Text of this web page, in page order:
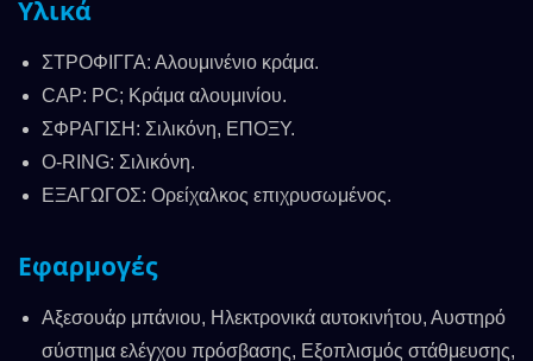
Υλικά
ΣΤΡΟΦΙΓΓΑ: Αλουμινένιο κράμα.
CAP: PC; Κράμα αλουμινίου.
ΣΦΡΑΓΙΣΗ: Σιλικόνη, ΕΠΟΞΥ.
O-RING: Σιλικόνη.
ΕΞΑΓΩΓΟΣ: Ορείχαλκος επιχρυσωμένος.
Εφαρμογές
Αξεσουάρ μπάνιου, Ηλεκτρονικά αυτοκινήτου, Αυστηρό
σύστημα ελέγχου πρόσβασης, Εξοπλισμός στάθμευσης,